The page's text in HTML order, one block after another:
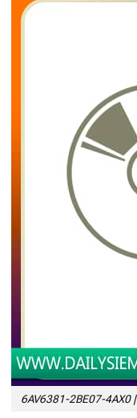
6AV6381-2BE07-4AX0